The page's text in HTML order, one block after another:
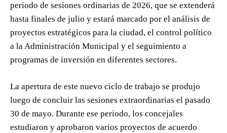
periodo de sesiones ordinarias de 2026, que se extenderá
hasta finales de julio y estará marcado por el análisis de
proyectos estratégicos para la ciudad, el control político
a la Administración Municipal y el seguimiento a
programas de inversión en diferentes sectores.
La apertura de este nuevo ciclo de trabajo se produjo
luego de concluir las sesiones extraordinarias el pasado
30 de mayo. Durante ese periodo, los concejales
estudiaron y aprobaron varios proyectos de acuerdo